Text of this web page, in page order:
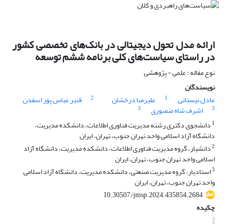
ارائه مدل تحول دیجیتالی در بانک‌های تخصصی کشور
در راستای سیاست‌های کلی برنامه ششم توسعه
نوع مقاله : علمی - پژوهشی
نویسندگان
عادل نیستانی
1 علیرضا درخشان 2 قنبر عباس پور اسفدن
3 اشرف شاه منصوری
3
1 دانشجوی دکتری رشته مدیریت فناوری اطلاعات، دانشکده مدیریت،
دانشگاه آزاد اسلامی واحد تهران جنوب، تهران، ایران
2دانشیار، گروه مدیریت فناوری اطلاعات، دانشکده مدیریت، دانشگاه آزاد
اسلامی واحد تهران جنوب، تهران، ایران
3استادیار، گروه مدیریت صنعتی، دانشکده مدیریت، دانشگاه آزاد اسلامی
واحد تهران جنوب، تهران، ایران
10.30507/jmsp.2024.435854.2684
چکیده